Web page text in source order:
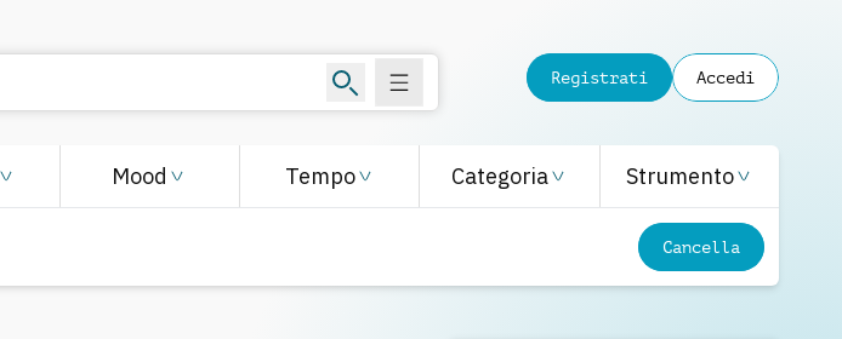
Registrati Accedi
Mood Tempo Categoria Strumento
Cancella